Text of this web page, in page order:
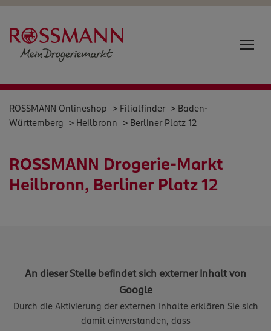
ROSSMANN Onlineshop > Filialfinder> Baden-
Württemberg > Heilbronn > Berliner Platz 12
ROSSMANN Drogerie-Markt
Heilbronn, Berliner Platz 12
An dieser Stelle befindet sich externer Inhalt von
Google
Durch die Aktivierung der externen Inhalte erklären Sie sich
damit einverstanden, dass